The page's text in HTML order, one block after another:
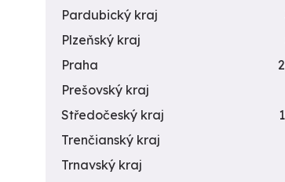
Pardubický kraj
Plzeňský kraj
Praha
Prešovský kraj
Středočeský kraj
Trenčianský kraj
Trnavský kraj